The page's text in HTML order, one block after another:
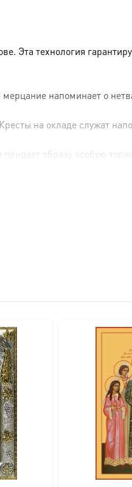
Эта технология
напоминает о
на окладе служат
образу особую